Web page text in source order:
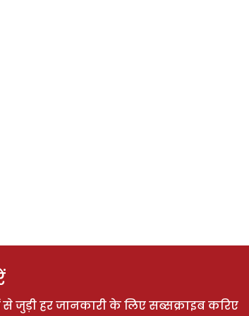
जुड़ी हर जानकारी के लिए सब्सक्राइब करिए